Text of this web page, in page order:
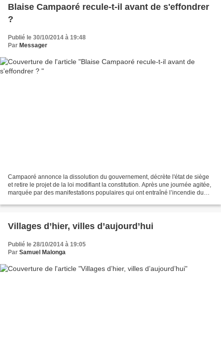
Blaise Campaoré recule-t-il avant de s'effondrer
?
Publié le 30/10/2014 à 19:48
Par Messager
Campaoré annonce la dissolution du gouvernement, décrète l'état de siège
et retire le projet de la loi modifiant la constitution. Après une journée agitée,
marquée par des manifestations populaires qui ont entraîné l’incendie du
Villages d’hier, villes d’aujourd’hui
Publié le 28/10/2014 à 19:05
Par Samuel Malonga